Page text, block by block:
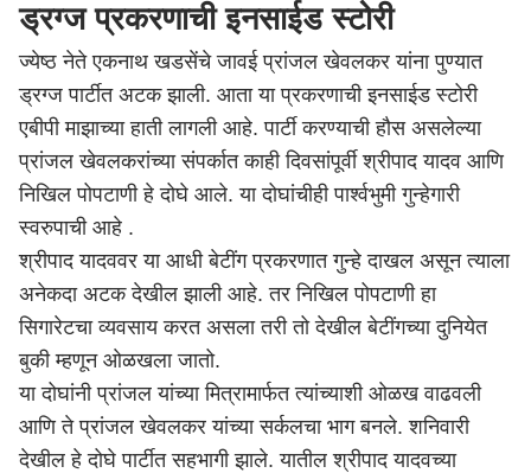
ड्रग्ज प्रकरणाची इनसाईड स्टोरी
ज्येष्ठ नेते एकनाथ खडसेंचे जावई प्रांजल खेवलकर यांना पुण्यात
ड्रग्ज पार्टीत अटक झाली. आता या प्रकरणाची इनसाईड स्टोरी
एबीपी माझाच्या हाती लागली आहे. पार्टी करण्याची हौस असलेल्या
प्रांजल खेवलकरांच्या संपर्कात काही दिवसांपूर्वी श्रीपाद यादव आणि
निखिल पोपटाणी हे दोघे आले. या दोघांचीही पार्श्वभुमी गुन्हेगारी
स्वरुपाची आहे .
श्रीपाद यादववर या आधी बेटींग प्रकरणात गुन्हे दाखल असून त्याला
अनेकदा अटक देखील झाली आहे. तर निखिल पोपटाणी हा
सिगारेटचा व्यवसाय करत असला तरी तो देखील बेटींगच्या दुनियेत
बुकी म्हणून ओळखला जातो.
या दोघांनी प्रांजल यांच्या मित्रामार्फत त्यांच्याशी ओळख वाढवली
आणि ते प्रांजल खेवलकर यांच्या सर्कलचा भाग बनले. शनिवारी
देखील हे दोघे पार्टीत सहभागी झाले. यातील श्रीपाद यादवच्या